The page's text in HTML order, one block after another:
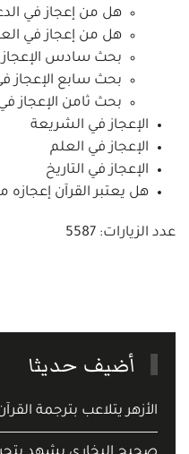
هل من إعجاز في
هل من إعجاز في
بحث سادس
بحث سابع الإعجاز
بحث ثامن الإعجاز
الإعجاز في الشريعة
الإعجاز في العلم
الإعجاز في التاريخ
هل يعتبر القرآن إعجازه
عدد الزيارات: 5587
أضيف حديثا
الأزهر يتلاعب بترجمة